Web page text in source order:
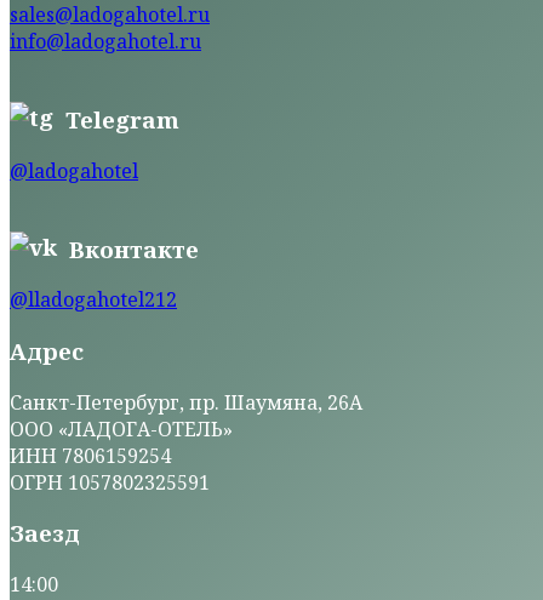
sales@ladogahotel.ru
info@ladogahotel.ru
Telegram
@ladogahotel
Вконтакте
@lladogahotel212
Адрес
Санкт-Петербург, пр. Шаумяна, 26А
ООО «ЛАДОГА-ОТЕЛЬ»
ИНН 7806159254
ОГРН 1057802325591
Заезд
14:00